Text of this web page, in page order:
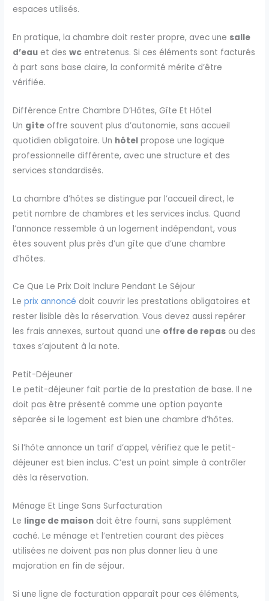
espaces utilisés.
En pratique, la chambre doit rester propre, avec une salle
d’eau et deswc entretenus. Si ces éléments sont facturés
à part sans base claire, la conformité mérite d’être
vérifiée.
Différence Entre Chambre D’Hôtes, Gîte Et Hôtel
Un gîte offre souvent plus d’autonomie, sans accueil
quotidien obligatoire. Un hôtel propose une logique
professionnelle différente, avec une structure et des
services standardisés.
La chambre d’hôtes se distingue par l’accueil direct, le
petit nombre de chambres et les services inclus. Quand
l’annonce ressemble à un logement indépendant, vous
êtes souvent plus près d’un gîte que d’une chambre
d’hôtes.
Ce Que Le Prix Doit Inclure Pendant Le Séjour
Leprix annoncé doit couvrir les prestations obligatoires et
rester lisible dès la réservation. Vous devez aussi repérer
les frais annexes, surtout quand une offre de repas ou des
taxes s’ajoutent à la note.
Petit-Déjeuner
Le petit-déjeuner fait partie de la prestation de base. Il ne
doit pas être présenté comme une option payante
séparée si le logement est bien une chambre d’hôtes.
Si l’hôte annonce un tarif d’appel, vérifiez que le petit-
déjeuner est bien inclus. C’est un point simple à contrôler
dès la réservation.
Ménage Et Linge Sans Surfacturation
Le linge de maison doit être fourni, sans supplément
caché. Le ménage et l’entretien courant des pièces
utilisées ne doivent pas non plus donner lieu à une
majoration en fin de séjour.
Si une ligne de facturation apparaît pour ces éléments,